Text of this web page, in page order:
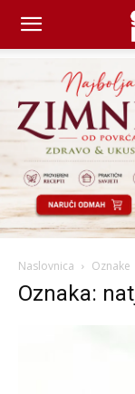
Naslovnica Oznake
Oznaka: